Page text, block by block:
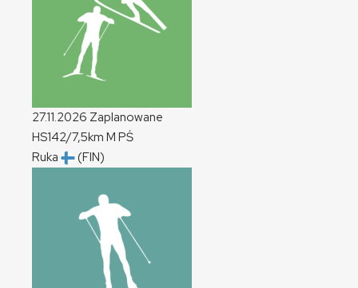
27.11.2026 Zaplanowane
HS142/7,5km M PŚ
Ruka
(FIN)